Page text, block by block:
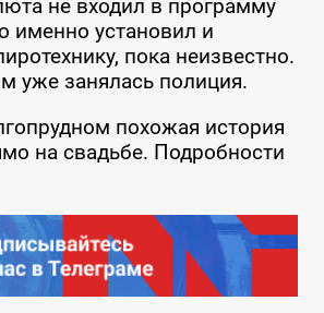
не входил в программу
именно установил и
пока неизвестно.
уже занялась полиция.
похожая история
на свадьбе. Подробности